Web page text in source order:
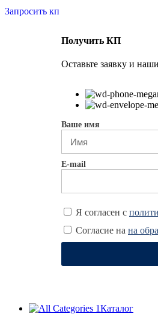
Запросить кп
Получить КП
Оставьте заявку и
Ваше имя
E-mail
Я согласен с
Согласие на на
Каталог